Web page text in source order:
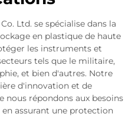
Ltd. se spécialise dans la
en plastique de haute
les instruments et
tels que le militaire,
et bien d'autres. Notre
d'innovation et de
nous répondons aux besoins
assurant une protection